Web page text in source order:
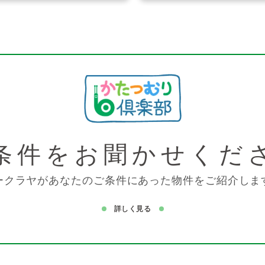
件を お聞かせくだ
クラヤがあなたのご条件にあった物件をご紹介しま
詳しく見る